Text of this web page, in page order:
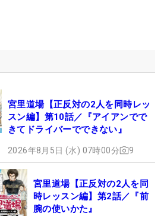
宮里道場【正反対の2人を同時レッ
スン編】第10話／『アイアンでで
きてドライバーでできない』
2026年8月5日 (水) 07時00分 9
宮里道場【正反対の2人を同
時レッスン編】第2話／『前
腕の使いかた』